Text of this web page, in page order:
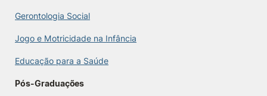
Gerontologia Social
Jogo e Motricidade na Infância
Educação para a Saúde
Pós-Graduações